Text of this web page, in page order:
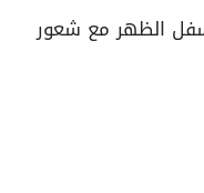
الظهر مع شعور